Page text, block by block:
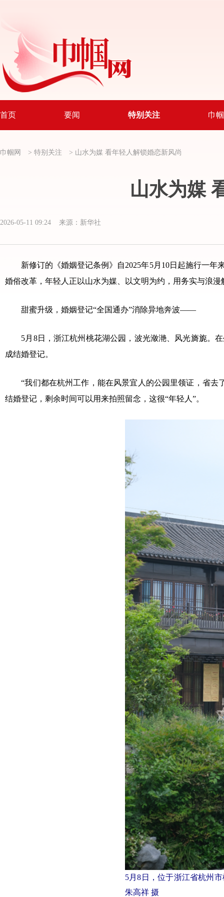
首页 要闻 特别关注 巾
巾帼网 > 特别关注 > 山水为媒 看年轻人解锁婚恋新风尚
山水为媒
2026-05-11 09:24 来源：新华社
新修订的《婚姻登记条例》自2025年5月10日起施行一年
婚俗改革，年轻人正以山水为媒、以文明为约，用务实与浪漫
甜蜜升级，婚姻登记“全国通办”消除异地奔波——
5月8日，浙江杭州桃花湖公园，波光潋滟、风光旖旎。在
成结婚登记。
“我们都在杭州工作，能在风景宜人的公园里领证，省去
结婚登记，剩余时间可以用来拍照留念，这很“年轻人”。
5月8日，位于浙江省杭州
朱高祥 摄